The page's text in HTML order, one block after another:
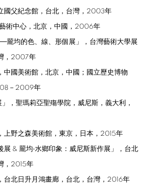
國父紀念館，台北，台灣，2003年
術中心，北京，中國，2006年
龎均的色、線、形個展」，台灣藝術大學展
，2007年
中國美術館，北京，中國；國立歷史博物
－2009年
」，聖瑪莉亞聖殤學院，威尼斯，義大利，
上野之森美術館，東京，日本，2015年
展 & 龎均‧水鄉印象：威尼斯新作展」，台北
，2015年
台北日升月鴻畫廊，台北，台灣，2016年